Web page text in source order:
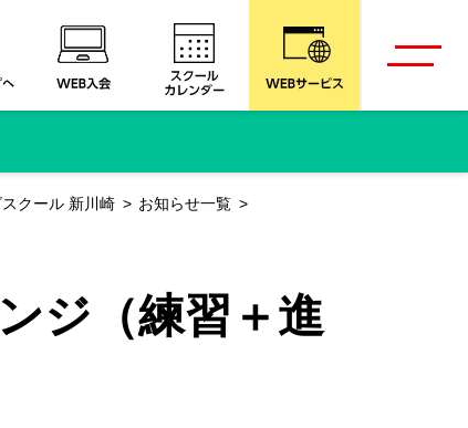
クール 新川崎
お知らせ一覧
ジ（練習＋進